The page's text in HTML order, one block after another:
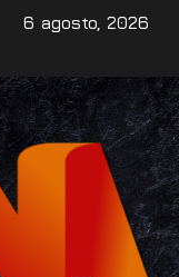
6 agosto, 2026